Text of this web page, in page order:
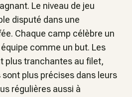
Le niveau de jeu
disputé dans une
Chaque camp célèbre un
comme un but. Les
plus tranchantes au filet,
plus précises dans leurs
régulières aussi à